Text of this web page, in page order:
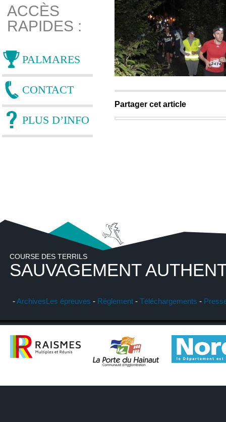
ACCÈS
RAPIDES :
PALMARES
CONTACT
PLUS D’INFO
Partager cet article
COURSE DES TERRILS
SAUVAGEMENT
-ArchivesLes épreuves - Réglement - Téléchargements -